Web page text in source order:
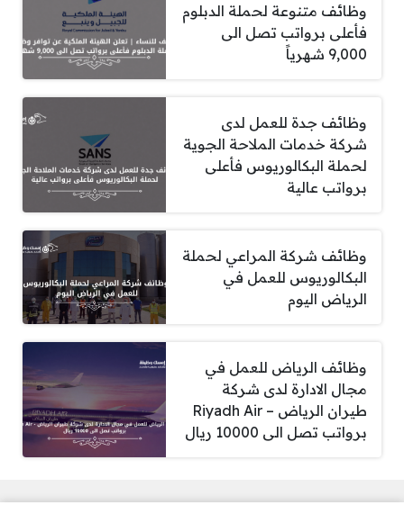
وظائف متنوعة لحملة الدبلوم
فأعلى برواتب تصل الى
9,000 شهرياً
وظائف جدة للعمل لدى
شركة خدمات الملاحة الجوية
لحملة البكالوريوس فأعلى
برواتب عالية
وظائف شركة المراعي لحملة
البكالوريوس للعمل في
الرياض اليوم
وظائف الرياض للعمل في
مجال الادارة لدى شركة
طيران الرياض – Riyadh Air
برواتب تصل الى 10000 ريال